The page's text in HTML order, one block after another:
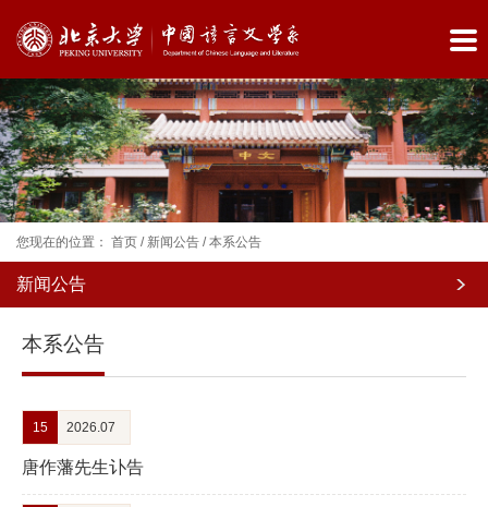
系
师
您现在的位置： 首页 / 新闻公告 /本系公告
新闻公告
本系公告
15 2026.07
唐作藩先生讣告